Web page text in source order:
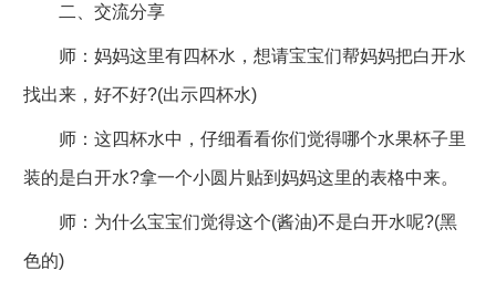
二、交流分享
师：妈妈这里有四杯水，想请宝宝们帮妈妈把白开水
找出来，好不好?(出示四杯水)
师：这四杯水中，仔细看看你们觉得哪个水果杯子里
装的是白开水?拿一个小圆片贴到妈妈这里的表格中来。
师：为什么宝宝们觉得这个(酱油)不是白开水呢?(黑
色的)